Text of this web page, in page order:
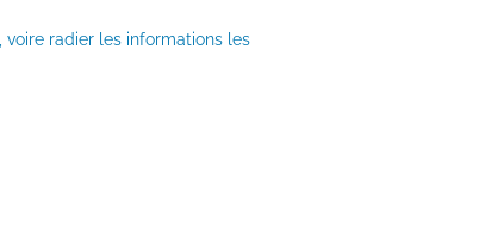
voire radier les informations les